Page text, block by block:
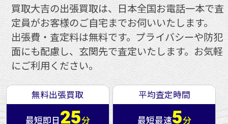
買取大吉の出張買取は、日本全国お電話一本で査
定員がお客様のご自宅までお伺いいたします。
出張費・査定料は無料です。プライバシーや防犯
面にも配慮し、玄関先で査定いたします。お気軽
にご利用ください。
無料出張買取
最短即日25分
平均査定時間
最短最速5分